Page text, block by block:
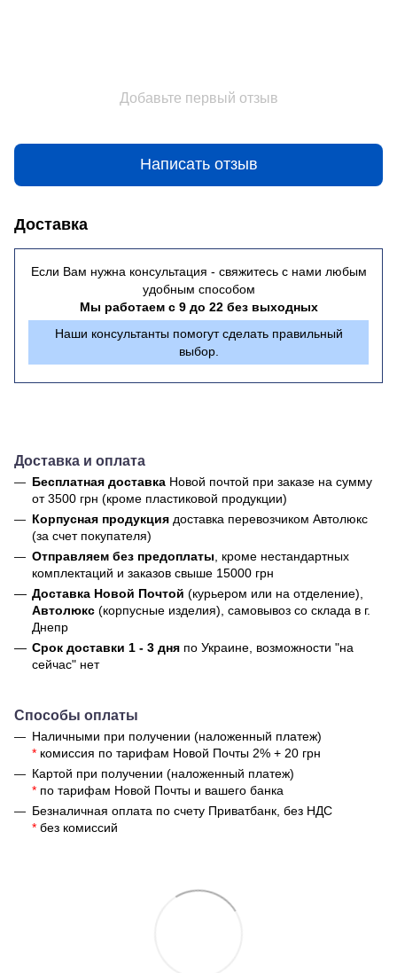
Добавьте первый отзыв
Написать отзыв
Доставка
Если Вам нужна консультация - свяжитесь с нами любым
удобным способом
Мы работаем с 9 до 22 без выходных
Наши консультанты помогут сделать правильный
выбор.
Доставка и оплата
Бесплатная доставка Новой почтой при заказе на сумму
от 3500 грн (кроме пластиковой продукции)
Корпусная продукция доставка перевозчиком Автолюкс
(за счет покупателя)
Отправляем без предоплаты , кроме нестандартных
комплектаций и заказов свыше 15000 грн
Доставка Новой Почтой (курьером или на отделение),
Автолюкс (корпусные изделия), самовывоз со склада в г.
Днепр
Срок доставки 1 - 3 дня по Украине, возможности "на
сейчас" нет
Способы оплаты
Наличными при получении (наложенный платеж)
* комиссия по тарифам Новой Почты 2% + 20 грн
Картой при получении (наложенный платеж)
* по тарифам Новой Почты и вашего банка
Безналичная оплата по счету Приватбанк, без НДС
* без комиссий